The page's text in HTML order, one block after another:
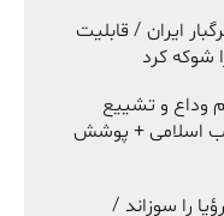
ایران / قابلیت
شوکه کرد
وداع و تشییع
اسلامی + پوشش
ناو وینسنس ۲۹۱ رؤیا را سوزاند /